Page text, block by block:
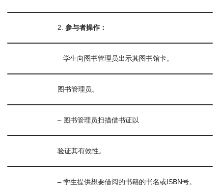
2. 参与者操作：
– 学生向图书管理员出示其图书馆卡。
图书管理员。
– 图书管理员扫描借书证以
验证其有效性。
– 学生提供想要借阅的书籍的书名或ISBN号。